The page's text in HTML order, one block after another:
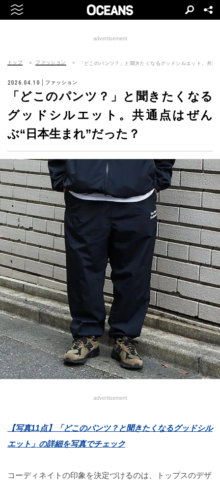
advertisement
トップ ファッション 「どこのパンツ？」と聞きたくなるグッドシルエット。共通
2026.04.10 ファッション
「どこのパンツ？」と聞きたくなる
グッドシルエット。共通点はぜん
ぶ“日本生まれ”だった？
advertisement
【写真11点】「どこのパンツ？と聞きたくなるグッドシル
エット」の詳細を写真でチェック
コーディネイトの印象を決定づけるのは、トップスのデザ